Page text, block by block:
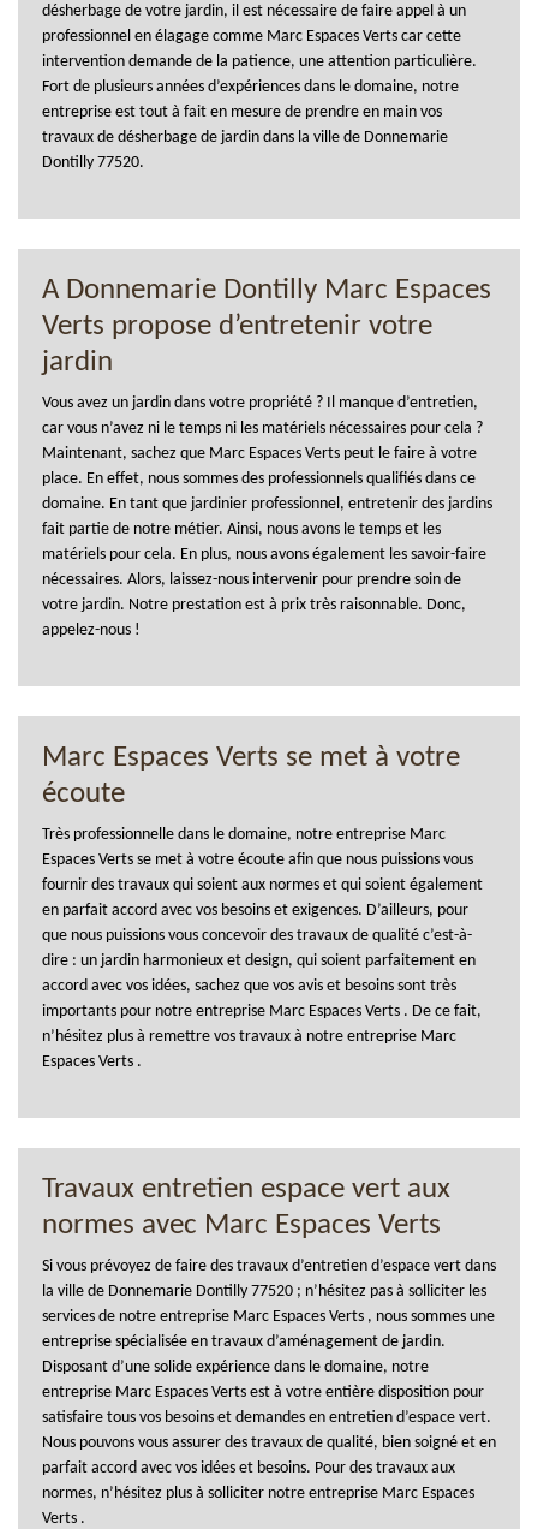
désherbage de votre jardin, il est nécessaire de faire appel à un
professionnel en élagage comme Marc Espaces Verts car cette
intervention demande de la patience, une attention particulière.
Fort de plusieurs années d’expériences dans le domaine, notre
entreprise est tout à fait en mesure de prendre en main vos
travaux de désherbage de jardin dans la ville de Donnemarie
Dontilly 77520.
A Donnemarie Dontilly Marc Espaces
Verts propose d’entretenir votre
jardin
Vous avez un jardin dans votre propriété ? Il manque d’entretien,
car vous n’avez ni le temps ni les matériels nécessaires pour cela ?
Maintenant, sachez que Marc Espaces Verts peut le faire à votre
place. En effet, nous sommes des professionnels qualifiés dans ce
domaine. En tant que jardinier professionnel, entretenir des jardins
fait partie de notre métier. Ainsi, nous avons le temps et les
matériels pour cela. En plus, nous avons également les savoir-faire
nécessaires. Alors, laissez-nous intervenir pour prendre soin de
votre jardin. Notre prestation est à prix très raisonnable. Donc,
appelez-nous !
Marc Espaces Verts se met à votre
écoute
Très professionnelle dans le domaine, notre entreprise Marc
Espaces Verts se met à votre écoute afin que nous puissions vous
fournir des travaux qui soient aux normes et qui soient également
en parfait accord avec vos besoins et exigences. D’ailleurs, pour
que nous puissions vous concevoir des travaux de qualité c’est-à-
dire : un jardin harmonieux et design, qui soient parfaitement en
accord avec vos idées, sachez que vos avis et besoins sont très
importants pour notre entreprise Marc Espaces Verts . De ce fait,
n’hésitez plus à remettre vos travaux à notre entreprise Marc
Espaces Verts .
Travaux entretien espace vert aux
normes avec Marc Espaces Verts
Si vous prévoyez de faire des travaux d’entretien d’espace vert dans
la ville de Donnemarie Dontilly 77520 ; n’hésitez pas à solliciter les
services de notre entreprise Marc Espaces Verts , nous sommes une
entreprise spécialisée en travaux d’aménagement de jardin.
Disposant d’une solide expérience dans le domaine, notre
entreprise Marc Espaces Verts est à votre entière disposition pour
satisfaire tous vos besoins et demandes en entretien d’espace vert.
Nous pouvons vous assurer des travaux de qualité, bien soigné et en
parfait accord avec vos idées et besoins. Pour des travaux aux
normes, n’hésitez plus à solliciter notre entreprise Marc Espaces
Verts .